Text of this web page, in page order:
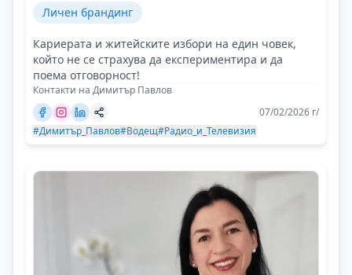
Личен брандинг
Кариерата и житейските избори на един човек,
който не се страхува да експериментира и да
поема отговорност!
Контакти на Димитър Павлов
07/02/2026 г/
#Димитър_Павлов#Водещ#Радио_и_Телевизия